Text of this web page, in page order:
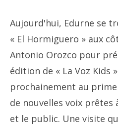
Aujourd'hui, Edurne se
« El Hormiguero » aux
Antonio Orozco pour
édition de « La Voz Kids
prochainement au
de nouvelles voix
et le public. Une visite